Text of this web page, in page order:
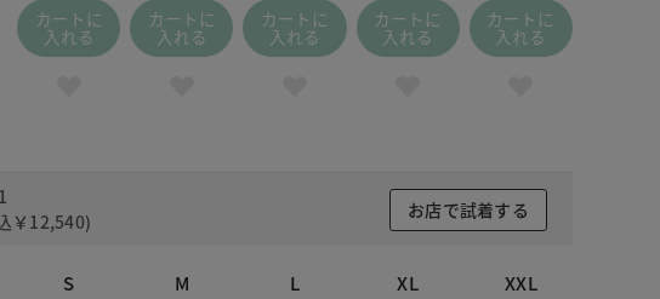
カートに
入れる
カートに
入れる
カートに
入れる
カートに
入れる
カートに
入れる
￥12,540)
お店で試着する
S M L XL XXL